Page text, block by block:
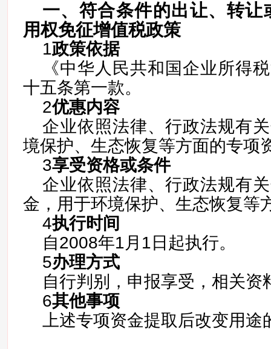
一、符合条件的出让、转让
用权免征增值税政策
1政策依据
《中华人民共和国企业所得
十五条第一款。
2优惠内容
企业依照法律、行政法规有
境保护、生态恢复等方面的专项
3享受资格或条件
企业依照法律、行政法规有
金，用于环境保护、生态恢复等
4执行时间
自2008年1月1日起执行。
5办理方式
自行判别，申报享受，相关资
6其他事项
上述专项资金提取后改变用